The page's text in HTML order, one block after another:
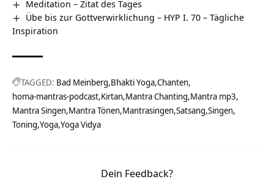
Meditation – Zitat des Tages
Übe bis zur Gottverwirklichung – HYP I. 70 – Tägliche
Inspiration
TAGGED: Bad Meinberg Bhakti Yoga Chanten
homa-mantras-podcast Kirtan Mantra Chanting Mantra mp3
Mantra Singen Mantra Tönen Mantrasingen Satsang Singen
Toning Yoga Yoga Vidya
Dein Feedback?